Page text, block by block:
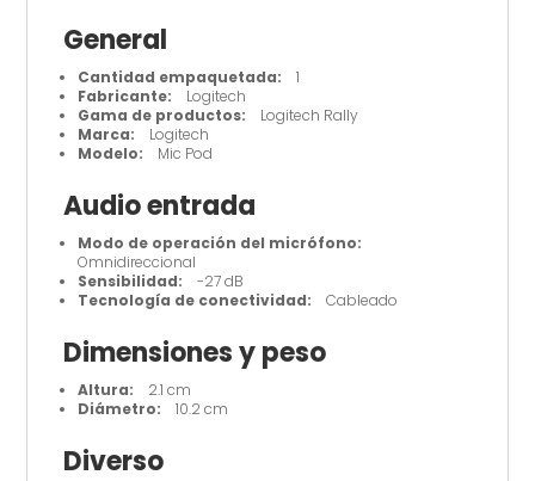
General
Cantidad empaquetada: 1
Fabricante: Logitech
Gama de productos: Logitech Rally
Marca: Logitech
Modelo: Mic Pod
Audio entrada
Modo de operación del micrófono:
Omnidireccional
Sensibilidad: -27 dB
Tecnología de conectividad: Cableado
Dimensiones y peso
Altura: 2.1 cm
Diámetro: 10.2 cm
Diverso